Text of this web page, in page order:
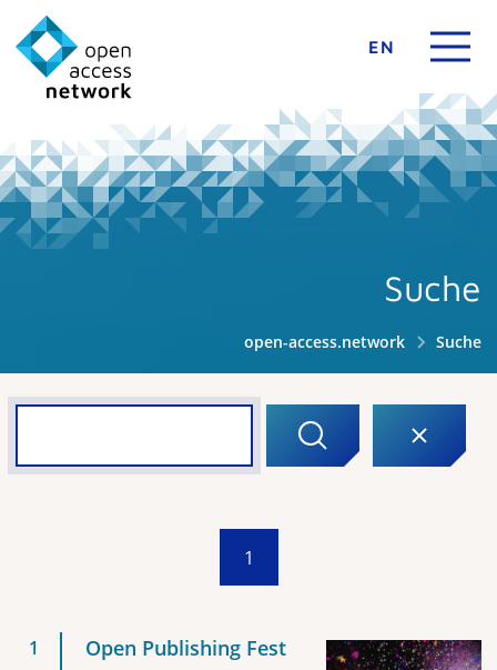
EN
Suche
open-access.network Suche
1
Open Publishing Fest